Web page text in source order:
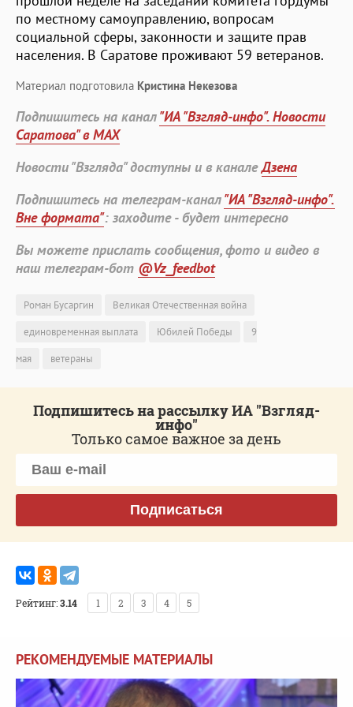
по местному самоуправлению, вопросам
социальной сферы, законности и защите прав
населения. В Саратове проживают 59 ветеранов.
Материал подготовила Кристина Некезова
Подпишитесь на канал"ИА "Взгляд-инфо". Новости
Саратова" в MAX
Новости "Взгляда" доступны и в каналеДзена
Подпишитесь на телеграм-канал"ИА "Взгляд-инфо".
Вне формата": заходите - будет интересно
Вы можете прислать сообщения, фото и видео в
наш телеграм-бот @Vz_feedbot
Роман Бусаргин
Великая Отечественная война
единовременная выплата
Юбилей Победы
9
мая
ветераны
Подпишитесь на рассылку ИА "Взгляд-
инфо"
Только самое важное за день
Подписаться
Рейтинг:3.14 1 2 3 4 5
РЕКОМЕНДУЕМЫЕ МАТЕРИАЛЫ